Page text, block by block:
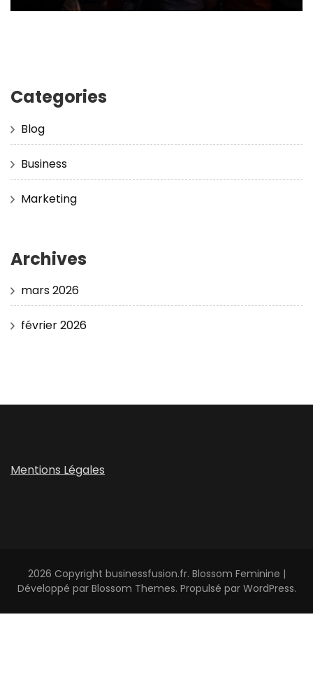
Categories
Blog
Business
Marketing
Archives
mars 2026
février 2026
Mentions Légales
2026 Copyright businessfusion.fr. Blossom Feminine |
Développé par Blossom Themes. Propulsé par WordPress.